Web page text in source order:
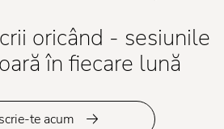
oricând - sesiunile
în fiecare lună
te acum